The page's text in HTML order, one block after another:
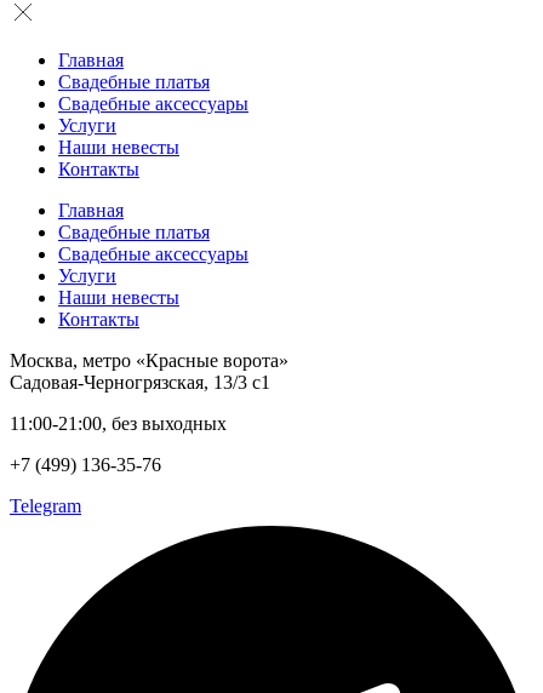
Главная
Свадебные платья
Свадебные аксессуары
Услуги
Наши невесты
Контакты
Главная
Свадебные платья
Свадебные аксессуары
Услуги
Наши невесты
Контакты
Москва, метро «Красные ворота»
Садовая-Черногрязская, 13/3 с1
11:00-21:00, без выходных
+7 (499) 136-35-76
Telegram